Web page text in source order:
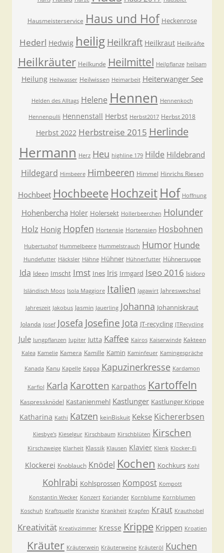
Hausmeisterservice Haus und Hof Heckenrose
Hederl Hedwig heilig Heilkraft Heilkraut Heilkräfte
Heilkräuter Heilkunde Heilmittel Heilpflanze heilsam
Heilung Heilwasser Heilwissen Heimarbeit Heiterwanger See
Helden des Alltags Helene Hennen Hennenkoch
Hennenpulli Hennenstall Herbst Herbst2017 Herbst 2018
Herbst 2022 Herbstreise 2015 Herlinde
Hermann Herz Heu highline 179 Hilde Hildebrand
Hildegard Himbeere Himbeeren Himmel Hinrichs Riesen
Hochbeet Hochbeete Hochzeit Hof Hoffnung
Hohenbercha Holer Holersekt Hollerbeerchen Holunder
Holz Honig Hopfen Hortensie Hortensien Hosbohnen
Hubertushof Hummelbeere Hummelstrauch Humor Hunde
Hundefutter Häcksler Hähne Hühner Hühnerfutter Hühnersuppe
Ida Ideen Imscht Imst Ines Iris Irmgard Iseo 2016 Isidoro
Isländisch Moos Isola Maggiore Italien Jagawirt Jahreswechsel
Jahreszeit Jakobus Jasmin Jauerling Johanna Johanniskraut
Jolanda Josef Josefa Josefine Jota JT-recycling JTRecycling
Jule Jungpflanzen Jupiter Jutta Kaffee Kairos Kaiserwinde Kakteen
Kalea Kamelie Kamera Kamille Kamin Kaminfeuer Kamingespräche
Kanada Kanu Kapelle Kappa Kapuzinerkresse Kardamon
Karfiol Karla Karotten Karpathos Kartoffeln
Kaspressknödel Kastanienmehl Kastlunger Kastlunger Krippe
Katharina Kathi Katzen keinBiskuit Kekse Kichererbsen
Kiesbye's Kieselgur Kirschbaum Kirschblüten Kirschen
Kirschzweige Klarheit Klassik Klausen Klavier Klenk Klocker-Ei
Klockerei Knoblauch Knödel Kochen Kochkurs Kohl
Kohlrabi Kohlsprossen Kompost Kompott
Konstantin Wecker Konzert Koriander Kornblume Kornblumen
Koschuh Kraftquelle Kraniche Krankheit Krapfen Kraut Krauthobel
Kreativität Kreativzimmer Kresse Krippe Krippen Kroatien
Kräuter Kräuterwein Kräuterweine Kräuteröl Kuchen